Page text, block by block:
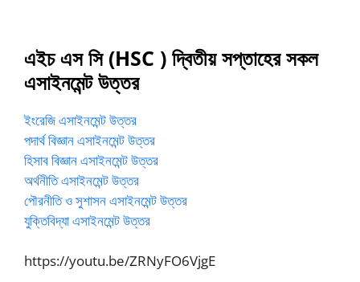
এইচ এস সি (HSC ) দ্বিতীয় সপ্তাহের সকল
এসাইনমেন্ট উত্তর
ইংরেজি এসাইনমেন্ট উত্তর
পদার্থ বিজ্ঞান এসাইনমেন্ট উত্তর
হিসাব বিজ্ঞান এসাইনমেন্ট উত্তর
অর্থনীতি এসাইনমেন্ট উত্তর
পৌরনীতি ও সুশাসন এসাইনমেন্ট উত্তর
যুক্তিবিদ্যা এসাইনমেন্ট উত্তর
https://youtu.be/ZRNyFO6VjgE